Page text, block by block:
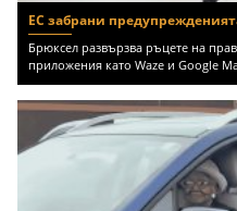
ЕС забрани
Брюксел развързва ръцете на
приложения като Waze и Google